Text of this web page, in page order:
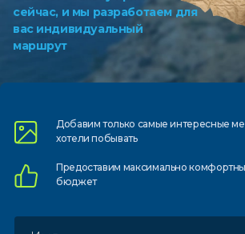
сейчас, и мы разработаем для
вас индивидуальный
маршрут
Добавим только самыеинтересные
хотели побывать
Предоставим максимально
бюджет